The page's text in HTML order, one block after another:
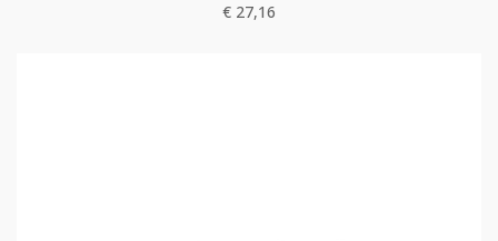
€ 27,16